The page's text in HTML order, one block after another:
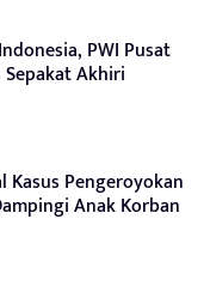
PWI Pusat
Akhiri
Kasus Pengeroyokan
Anak Korban